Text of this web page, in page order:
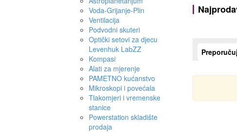
Voda-Grijanje-Plin
Ventilacija
Podvodni skuteri
Optički setovi za djecu
Levenhuk LabZZ
Kompasi
Alati za mjerenje
PAMETNO kućanstvo
Mikroskopi i povećala
Tlakomjeri i vremenske
stanice
Powerstation skladište
prodaja